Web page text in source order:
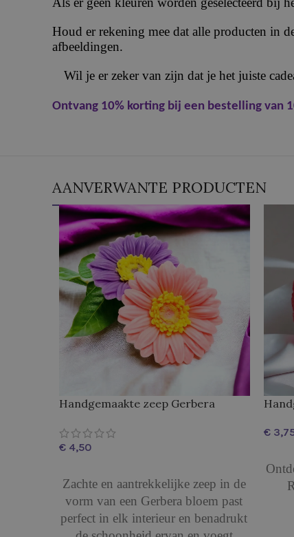
Houd er rekening mee dat alle producten in
afbeeldingen.
Wil je er zeker van zijn dat je het juiste
Ontvang 10% korting bij een bestelling van
AANVERWANTE PRODUCTEN
Handgemaakte zeep Gerbera
€
Zachte en aantrekkelijke zeep in de
vorm van een Gerbera bloem past
perfect in elk interieur en benadrukt
€